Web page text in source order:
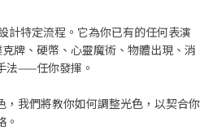
計特定流程。它為你已有的任何表演
牌、硬幣、心靈魔術、物體出現、消
法——任你發揮。
，我們將教你如何調整光色，以契合你
。